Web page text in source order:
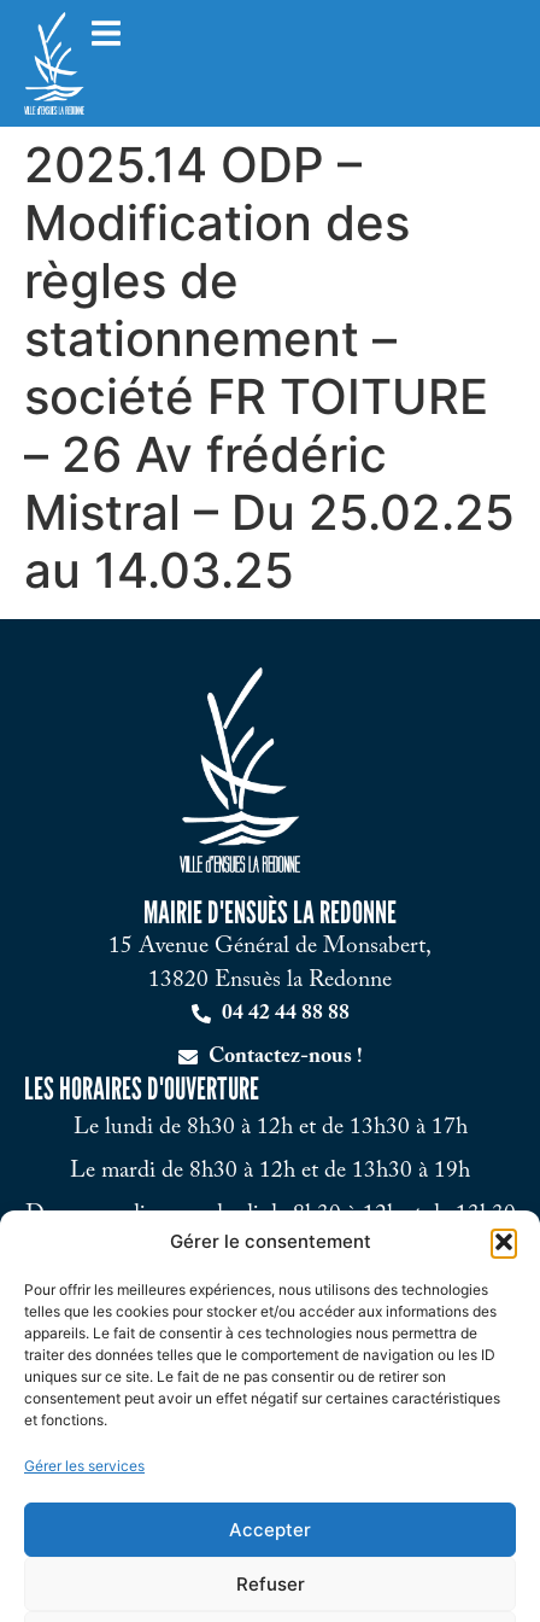
Gérer le consentement
Pour offrir les meilleures expériences, nous utilisons des technologies
telles que les cookies pour stocker et/ou accéder aux informations des
appareils. Le fait de consentir à ces technologies nous permettra de
traiter des données telles que le comportement de navigation ou les ID
uniques sur ce site. Le fait de ne pas consentir ou de retirer son
consentement peut avoir un effet négatif sur certaines caractéristiques
et fonctions.
Gérer les services
Accepter
Refuser
2025.14 ODP –
Modification des
règles de
stationnement –
société FR TOITURE
– 26 Av frédéric
Mistral – Du 25.02.25
au 14.03.25
MAIRIE D'ENSUÈS LA REDONNE
15 Avenue Général de Monsabert,
13820 Ensuès la Redonne
04 42 44 88 88
Contactez-nous !
LES HORAIRES D'OUVERTURE
Le lundi de 8h30 à 12h et de 13h30 à 17h
Le mardi de 8h30 à 12h et de 13h30 à 19h
Du mercredi au vendredi de 8h30 à 12h et de 13h30
Le samedi de 9h à 12h